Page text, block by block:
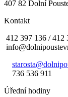
407 82 Dolní
Kontakt
412 397 136 / 412
736 536 911
Úřední hodiny